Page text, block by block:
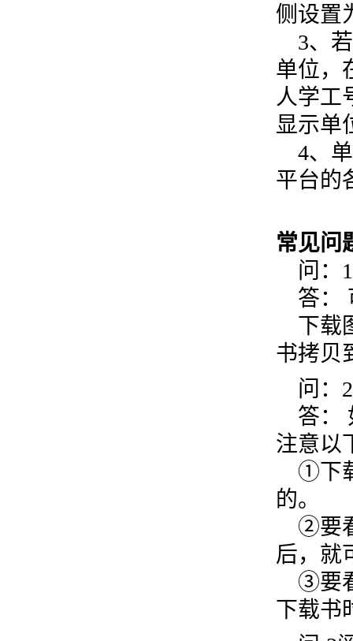
侧设置
3、若
单位，
人学工
显示单
4、单
平台的
常见问
问：
答：
下载
书拷贝
问：
答：
注意以
①下载
的。
②要看
后，就
③要看
下载书